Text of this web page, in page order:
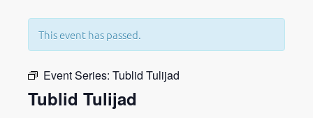
This event has passed.
Event Series: Tublid Tulijad
Tublid Tulijad